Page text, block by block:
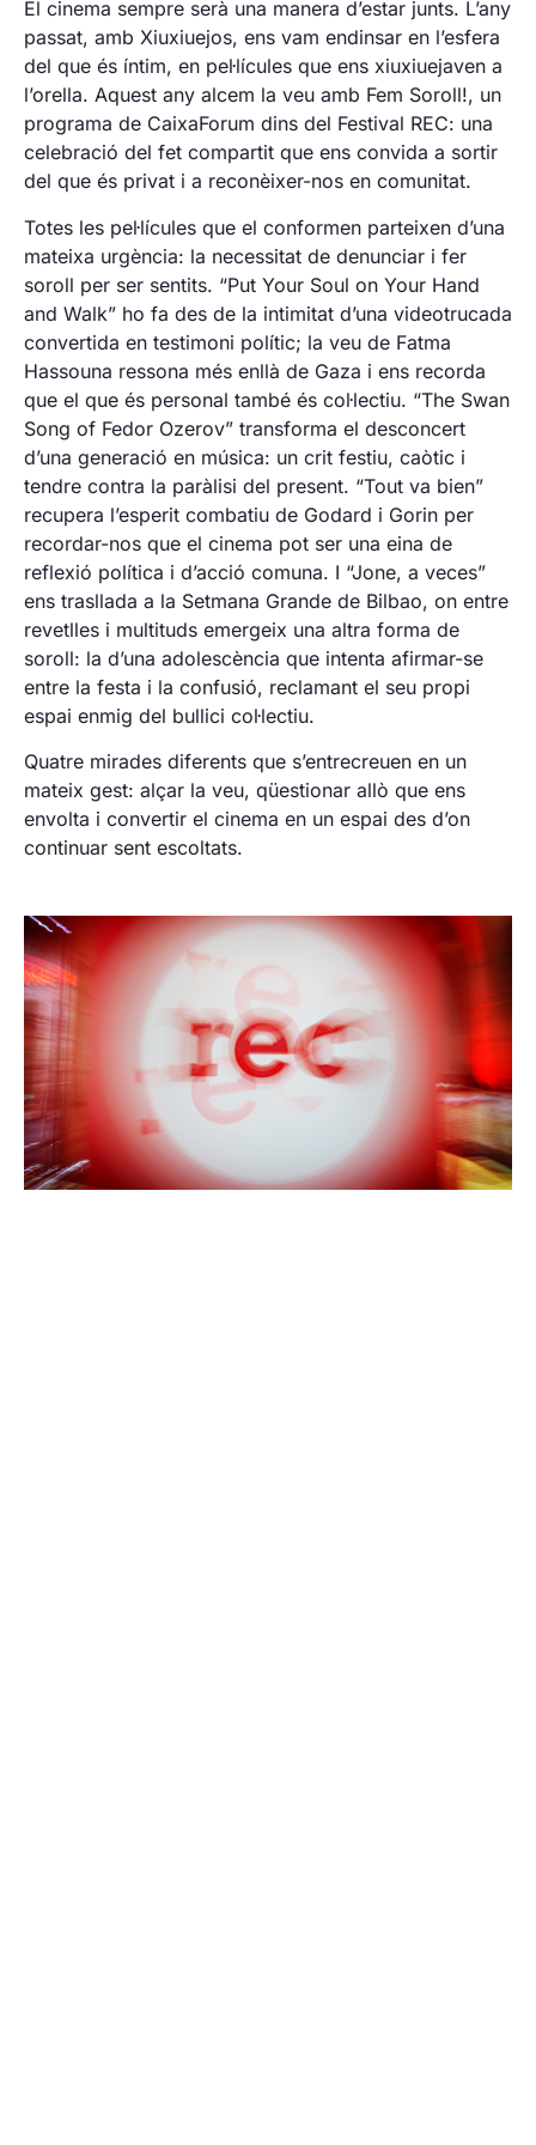
Petjada ecològica
Galeries fotogràfiques REC
Contacte
Especials
Pantalla
Tarraco
Talent Local
RecXics
One to one
RECLab 10!
@panoramica
El cinema sempre serà una manera d’estar junts. L’any
passat, amb Xiuxiuejos, ens vam endinsar en l’esfera
del que és íntim, en pel·lícules que ens xiuxiuejaven a
l’orella. Aquest any alcem la veu amb Fem Soroll!, un
programa de CaixaForum dins del Festival REC: una
celebració del fet compartit que ens convida a sortir
del que és privat i a reconèixer-nos en comunitat.
Totes les pel·lícules que el conformen parteixen d’una
mateixa urgència: la necessitat de denunciar i fer
soroll per ser sentits. “Put Your Soul on Your Hand
and Walk” ho fa des de la intimitat d’una videotrucada
convertida en testimoni polític; la veu de Fatma
Hassouna ressona més enllà de Gaza i ens recorda
que el que és personal també és col·lectiu. “The Swan
Song of Fedor Ozerov” transforma el desconcert
d’una generació en música: un crit festiu, caòtic i
tendre contra la paràlisi del present. “Tout va bien”
recupera l’esperit combatiu de Godard i Gorin per
recordar-nos que el cinema pot ser una eina de
reflexió política i d’acció comuna. I “Jone, a veces”
ens trasllada a la Setmana Grande de Bilbao, on entre
revetlles i multituds emergeix una altra forma de
soroll: la d’una adolescència que intenta afirmar-se
entre la festa i la confusió, reclamant el seu propi
espai enmig del bullici col·lectiu.
Quatre mirades diferents que s’entrecreuen en un
mateix gest: alçar la veu, qüestionar allò que ens
envolta i convertir el cinema en un espai des d’on
continuar sent escoltats.